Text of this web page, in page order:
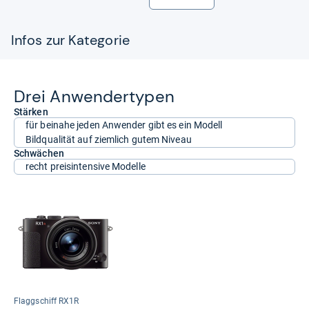
Infos zur Kategorie
Drei Anwen­der­ty­pen
Stärken
für beinahe jeden Anwender gibt es ein Modell
Bildqualität auf ziemlich gutem Niveau
Schwächen
recht preisintensive Modelle
Flaggschiff RX1R